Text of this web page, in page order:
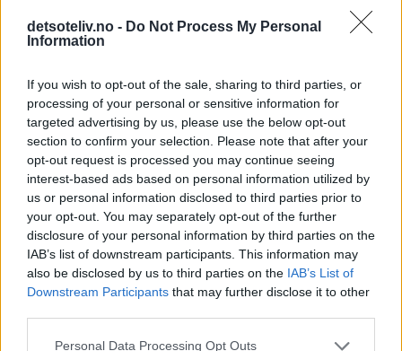
detsoteliv.no - Do Not Process My Personal
Information
If you wish to opt-out of the sale, sharing to third parties, or
processing of your personal or sensitive information for
targeted advertising by us, please use the below opt-out
section to confirm your selection. Please note that after your
opt-out request is processed you may continue seeing
interest-based ads based on personal information utilized by
us or personal information disclosed to third parties prior to
your opt-out. You may separately opt-out of the further
disclosure of your personal information by third parties on the
IAB’s list of downstream participants. This information may
also be disclosed by us to third parties on the IAB’s List of
Downstream Participants that may further disclose it to other
Personal Data Processing Opt Outs
Ingredienser
Bunn:
♥250 g søt havrekjeks (f eks Bixit)
♥100 g smør
Ostefromasj:
♥1 pk sitrongelépulver
♥2,5 dl kokende vann
♥3 dl rømme
♥200 g kremost
100 g melis